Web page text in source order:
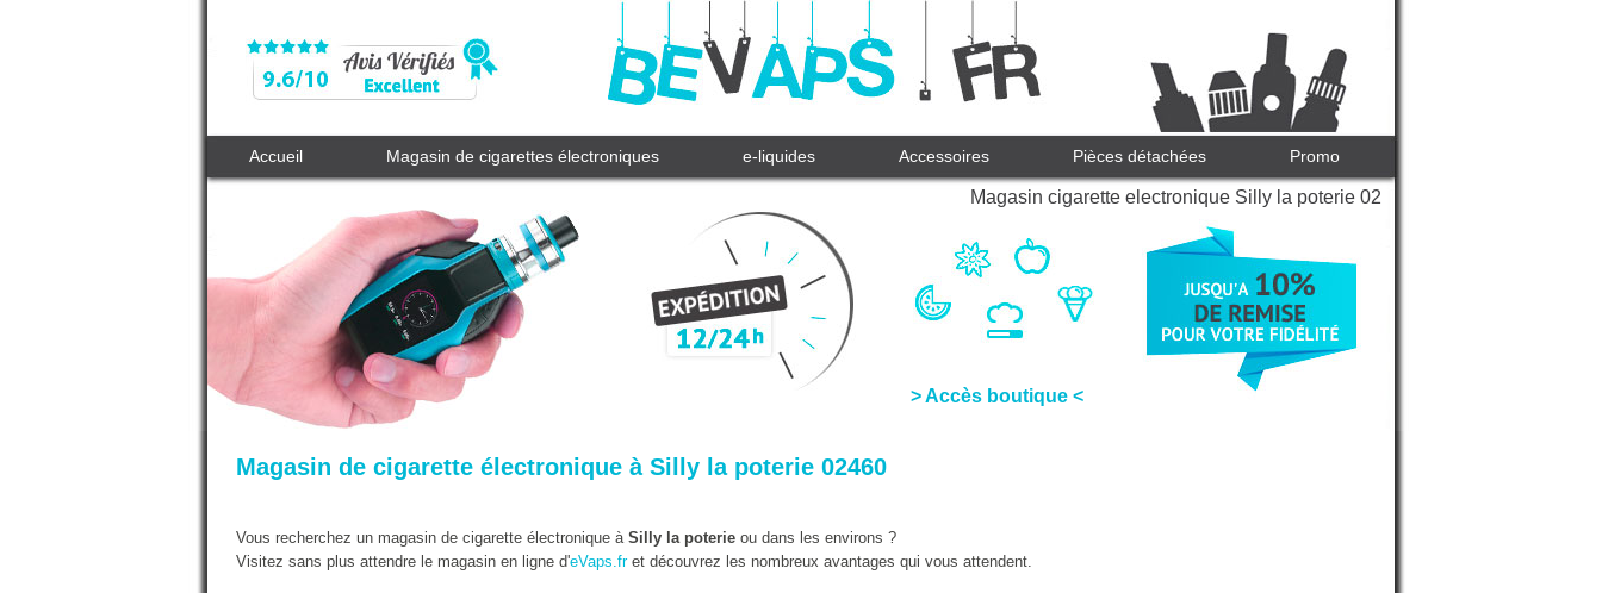
Magasin cigarette electronique Silly la poterie 02
Accueil Magasin de cigarettes électroniques e-liquides Accessoires Pièces détachées Promo
> Accès boutique <
Magasin de cigarette électronique à Silly la poterie 02460
Vous recherchez un magasin de cigarette électronique à Silly la poterieou dans les environs ?
Visitez sans plus attendre le magasin en ligne d'eVaps.fret découvrez les nombreux avantages qui vous attendent.